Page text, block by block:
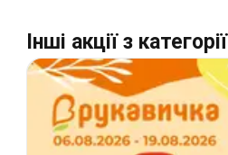
Інші акції з категорії